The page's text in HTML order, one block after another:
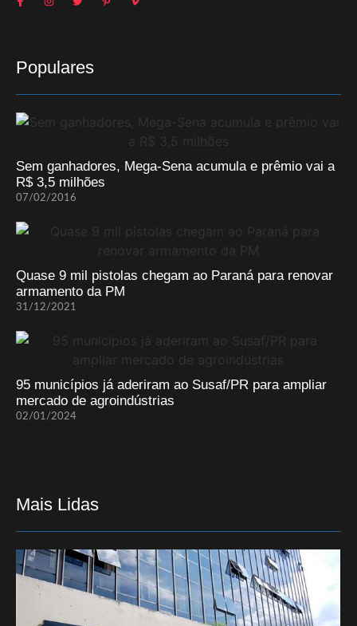
Populares
Sem ganhadores, Mega-Sena acumula e prêmio vai a
R$ 3,5 milhões
07/02/2016
Quase 9 mil pistolas chegam ao Paraná para renovar
armamento da PM
31/12/2021
95 municípios já aderiram ao Susaf/PR para ampliar
mercado de agroindústrias
02/01/2024
Mais Lidas